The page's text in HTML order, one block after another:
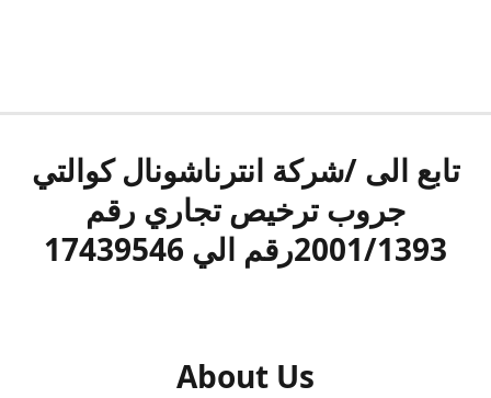
تابع الى /شركة انترناشونال كوالتي
جروب ترخيص تجاري رقم
2001/1393رقم الي 17439546
About Us